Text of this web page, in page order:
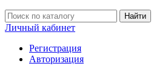
Найти
Личный кабинет
Регистрация
Авторизация